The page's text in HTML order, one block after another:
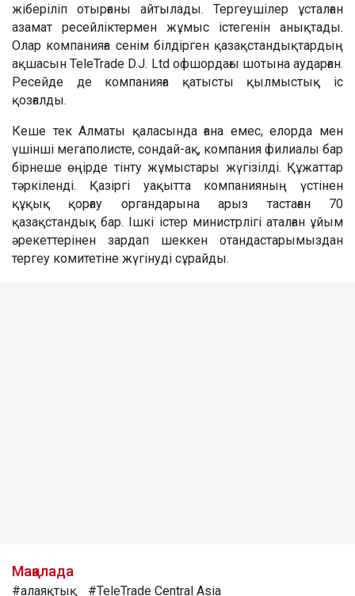
жіберіліп отырғаны айтылады. Тергеушілер ұсталған
азамат ресейліктермен жұмыс істегенін анықтады.
Олар компанияға сенім білдірген қазақстандықтардың
ақшасын TeleTrade D.J. Ltd офшордағы шотына аударған.
Ресейде де компанияға қатысты қылмыстық іс
қозғалды.
Кеше тек Алматы қаласында ғана емес, елорда мен
үшінші мегаполисте, сондай-ақ, компания филиалы бар
бірнеше өңірде тінту жұмыстары жүгізілді. Құжаттар
тәркіленді. Қазіргі уақытта компанияның үстінен
құқық қорғау органдарына арыз тастаған 70
қазақстандық бар. Ішкі істер министрлігі аталған ұйым
әрекеттерінен зардап шеккен отандастарымыздан
тергеу комитетіне жүгінуді сұрайды.
Мақалада
#алаяқтық #TeleTrade Central Asia